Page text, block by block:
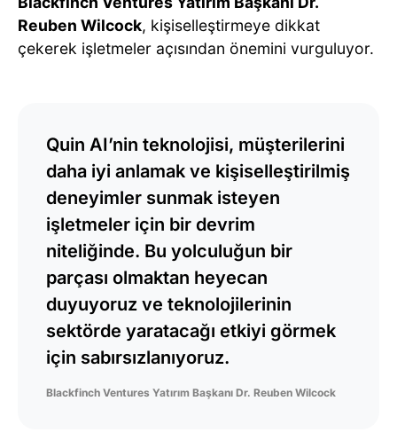
Reuben Wilcock, kişiselleştirmeye dikkat
çekerek işletmeler açısından önemini vurguluyor.
Quin AI’nin teknolojisi, müşterilerini
daha iyi anlamak ve kişiselleştirilmiş
deneyimler sunmak isteyen
işletmeler için bir devrim
niteliğinde. Bu yolculuğun bir
parçası olmaktan heyecan
duyuyoruz ve teknolojilerinin
sektörde yaratacağı etkiyi görmek
için sabırsızlanıyoruz.
Blackfinch Ventures Yatırım Başkanı Dr. Reuben Wilcock